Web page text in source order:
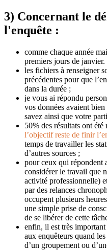
3) Concernant le
l'enquête :
comme chaque année
premiers jours de
les fichiers à renseigner
précédentes pour que
dans la durée ;
je vous ai répondu
vos données avaient bien
savez ainsi que votre
50% des résultats ont
l’objectif reste de finir
temps de travailler les
d’autres sources ;
pour ceux qui répondent
considérer le travail que
activité professionnelle)
par des relances
occupent plusieurs
une simple prise de
de se libérer de cette
enfin, il est très
aux enquêteurs quand
d’un groupement ou